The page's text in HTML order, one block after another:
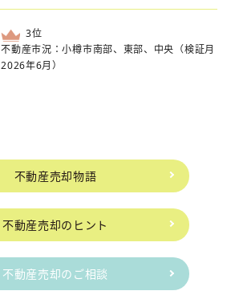
位
不動産市況：小樽市南部、東部、中央（検証月
2026年6月）
不動産売却物語
不動産売却のヒント
不動産売却のご相談